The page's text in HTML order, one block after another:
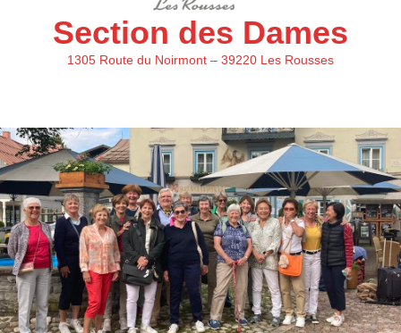
Section des Dames
1305 Route du Noirmont – 39220 Les Rousses